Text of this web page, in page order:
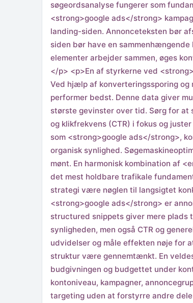
søgeordsanalyse fungerer som
<strong>google ads</strong>
landing-siden. Annonceteksten bør
siden bør have en
elementer arbejder sammen, øges
</p> <p>En af styrkerne ved
Ved hjælp af konverteringssporing og
performer bedst. Denne data giver
største gevinster over tid. Sørg for at
og klikfrekvens (CTR) i fokus og
som <strong>google ads</strong>,
organisk synlighed.
mønt. En harmonisk kombination af
det mest holdbare trafikale
strategi være nøglen til langsigtet
<strong>google ads</strong> er
structured snippets giver mere plads
synligheden, men også CTR og
udvidelser og måle effekten nøje for
struktur være gennemtænkt. En
budgivningen og budgettet under
kontoniveau, kampagner,
targeting uden at forstyrre andre